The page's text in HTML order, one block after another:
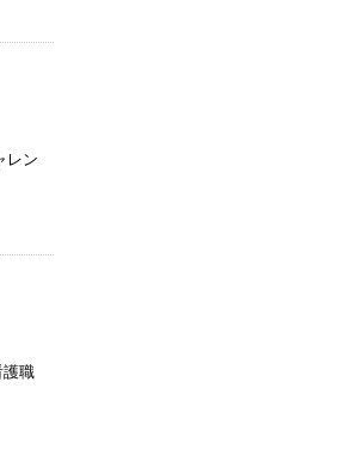
レン
護職